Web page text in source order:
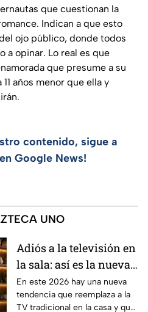
que cuestionan la
Indican a que esto
ojo público, donde todos
a opinar. Lo real es que
que presume a su
años menor que ella y
contenido, sigue a
Google News!
UNO
Adiós a la televisión en
la sala: así es la nueva
tendencia que
conquista los hogares
En este 2026 hay una nueva
tendencia que reemplaza a la
TV tradicional en la casa y que